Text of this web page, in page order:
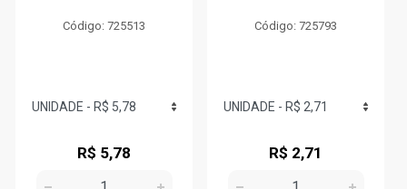
Código: 725513
R$ 5,78
Código: 725793
R$ 2,71